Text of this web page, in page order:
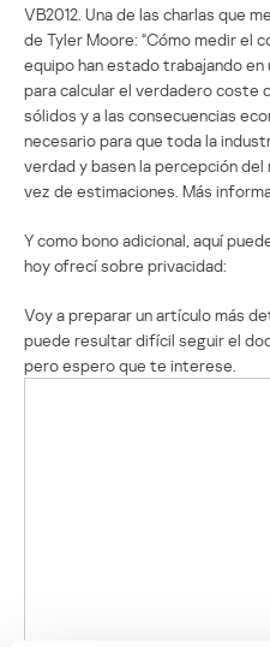
VB2012. Una de las charlas que
de Tyler Moore: “Cómo medir el
equipo han estado trabajando
para calcular el verdadero coste
sólidos y a las consecuencias
necesario para que toda la
verdad y basen la percepción
vez de estimaciones. Más
Y como bono adicional, aquí
hoy ofrecí sobre privacidad:
Voy a preparar un artículo más
puede resultar difícil seguir el
pero espero que te interese.